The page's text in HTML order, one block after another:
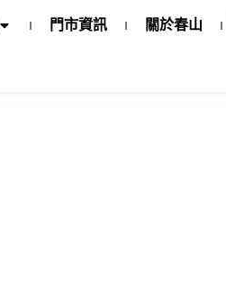
門市資訊 關於春山